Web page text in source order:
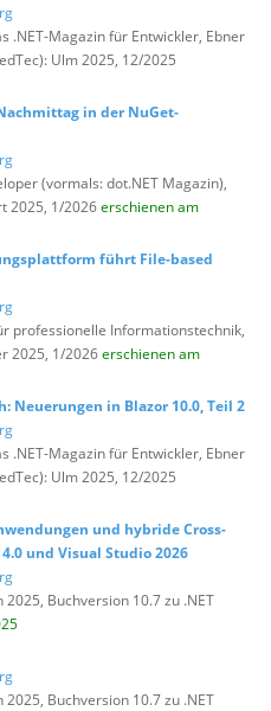
.NET-Magazin für Entwickler, Ebner
Ulm 2025, 12/2025
in der NuGet-
(vormals: dot.NET Magazin),
2025, 1/2026erschienen am
führt File-based
professionelle Informationstechnik,
2025, 1/2026erschienen am
Neuerungen in Blazor 10.0, Teil 2
.NET-Magazin für Entwickler, Ebner
Ulm 2025, 12/2025
und hybride Cross-
und Visual Studio 2026
2025, Buchversion 10.7 zu .NET
2025, Buchversion 10.7 zu .NET